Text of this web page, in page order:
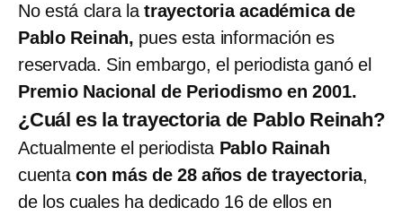
No está clara la trayectoria académica de
Pablo Reinah, pues esta información es
reservada. Sin embargo, el periodista ganó el
Premio Nacional de Periodismo en 2001.
¿Cuál es la trayectoria de Pablo Reinah?
Actualmente el periodista Pablo Rainah
cuentacon más de 28 años de trayectoria,
de los cuales ha dedicado 16 de ellos en